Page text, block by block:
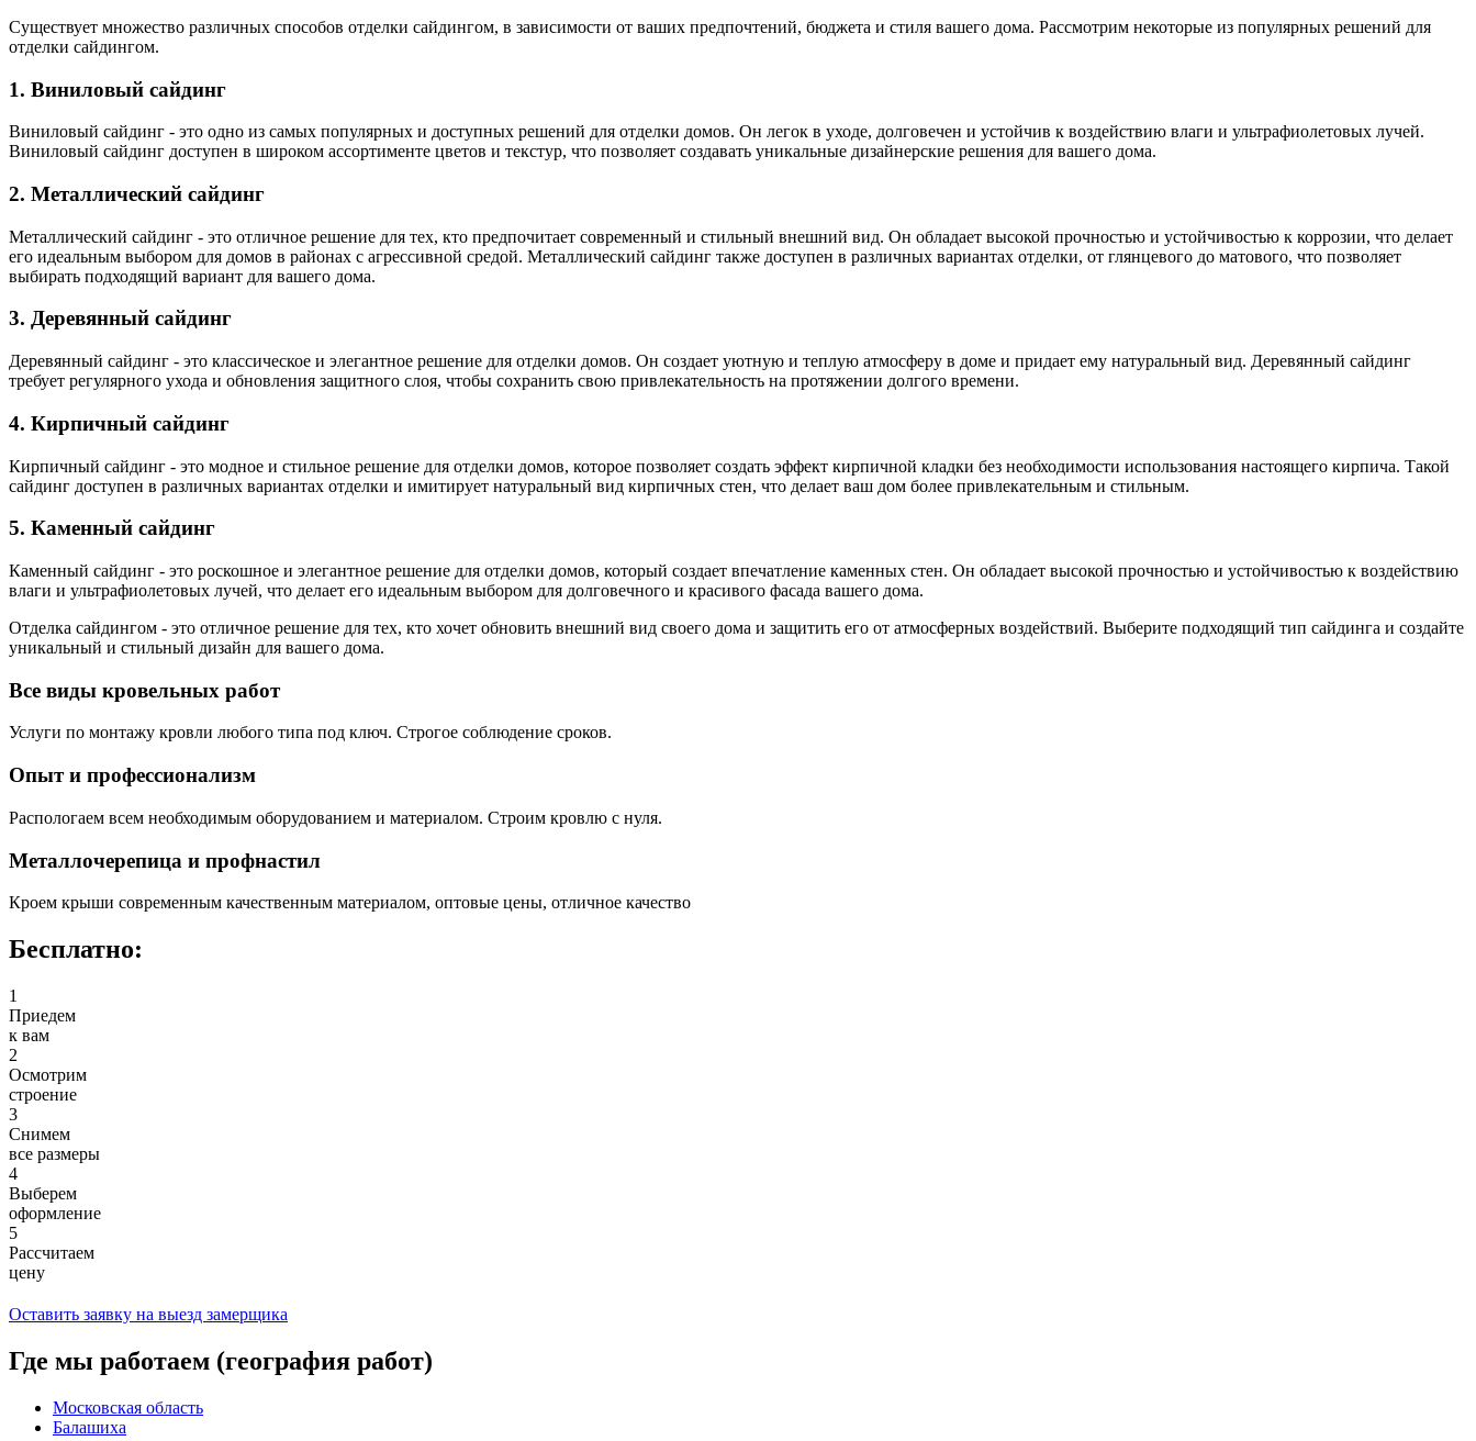
Существует множество различных способов отделки сайдингом, в зависимости от ваших предпочтений, бюджета и стиля вашего дома. Рассмотрим некоторые из популярных решений для
отделки сайдингом.
1. Виниловый сайдинг
Виниловый сайдинг - это одно из самых популярных и доступных решений для отделки домов. Он легок в уходе, долговечен и устойчив к воздействию влаги и ультрафиолетовых лучей.
Виниловый сайдинг доступен в широком ассортименте цветов и текстур, что позволяет создавать уникальные дизайнерские решения для вашего дома.
2. Металлический сайдинг
Металлический сайдинг - это отличное решение для тех, кто предпочитает современный и стильный внешний вид. Он обладает высокой прочностью и устойчивостью к коррозии, что делает
его идеальным выбором для домов в районах с агрессивной средой. Металлический сайдинг также доступен в различных вариантах отделки, от глянцевого до матового, что позволяет
выбирать подходящий вариант для вашего дома.
3. Деревянный сайдинг
Деревянный сайдинг - это классическое и элегантное решение для отделки домов. Он создает уютную и теплую атмосферу в доме и придает ему натуральный вид. Деревянный сайдинг
требует регулярного ухода и обновления защитного слоя, чтобы сохранить свою привлекательность на протяжении долгого времени.
4. Кирпичный сайдинг
Кирпичный сайдинг - это модное и стильное решение для отделки домов, которое позволяет создать эффект кирпичной кладки без необходимости использования настоящего кирпича. Такой
сайдинг доступен в различных вариантах отделки и имитирует натуральный вид кирпичных стен, что делает ваш дом более привлекательным и стильным.
5. Каменный сайдинг
Каменный сайдинг - это роскошное и элегантное решение для отделки домов, который создает впечатление каменных стен. Он обладает высокой прочностью и устойчивостью к воздействию
влаги и ультрафиолетовых лучей, что делает его идеальным выбором для долговечного и красивого фасада вашего дома.
Отделка сайдингом - это отличное решение для тех, кто хочет обновить внешний вид своего дома и защитить его от атмосферных воздействий. Выберите подходящий тип сайдинга и создайте
уникальный и стильный дизайн для вашего дома.
Все виды кровельных работ
Услуги по монтажу кровли любого типа под ключ. Строгое соблюдение сроков.
Опыт и профессионализм
Распологаем всем необходимым оборудованием и материалом. Строим кровлю с нуля.
Металлочерепица и профнастил
Кроем крыши современным качественным материалом, оптовые цены, отличное качество
Бесплатно:
1
Приедем
к вам
2
Осмотрим
строение
3
Снимем
все размеры
4
Выберем
оформление
5
Рассчитаем
цену
Оставить заявку на выезд замерщика
Где мы работаем (география работ)
Московская область
Балашиха